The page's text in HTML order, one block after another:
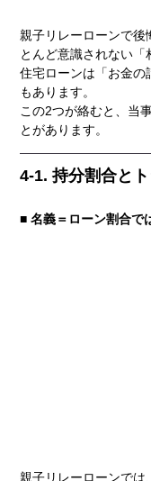
親子リレーローンで後
とんど意識されない「
住宅ローンは「お金の
もあります。
この2つが絡むと、当
とがあります。
4-1. 持分割合と
■ 名義＝ローン割合で
親子リレーローンでは、